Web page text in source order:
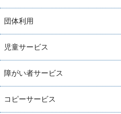
団体利用
児童サービス
障がい者サービス
コピーサービス